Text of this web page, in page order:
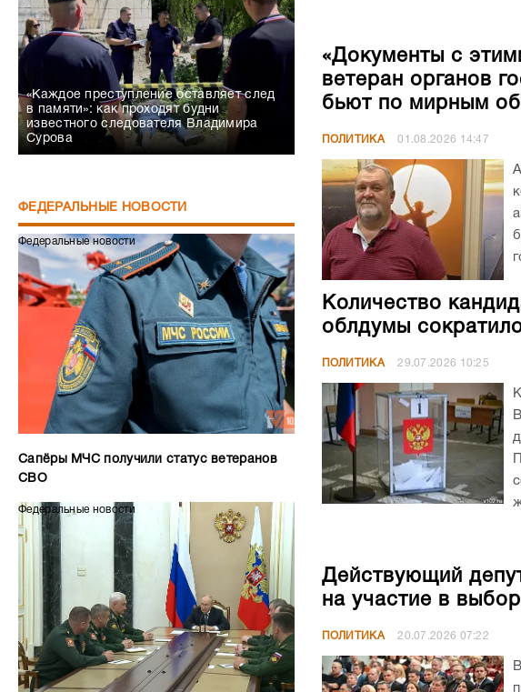
«Каждое преступление оставляет след
в памяти»: как проходят будни
известного следователя Владимира
Сурова
ФЕДЕРАЛЬНЫЕ НОВОСТИ
Федеральные новости
Сапёры МЧС получили статус ветеранов
СВО
Федеральные новости
«Документы с
ветеран органов
бьют по мирным
ПОЛИТИКА 01.08.2026 14:47
Количество
облдумы
ПОЛИТИКА 29.07.2026 10:25
Действующий
на участие в
ПОЛИТИКА 20.07.2026 07:22